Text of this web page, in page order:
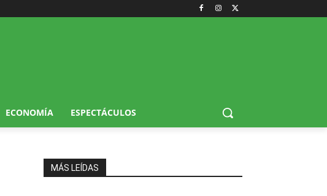
ECONOMÍA ESPECTÁCULOS
MÁS LEÍDAS